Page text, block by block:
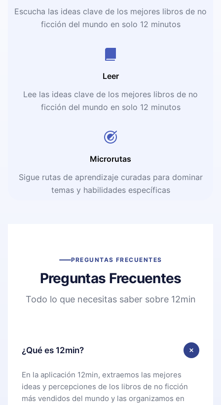
Escucha las ideas clave de los mejores libros de no
ficción del mundo en solo 12 minutos
Leer
Lee las ideas clave de los mejores libros de no
ficción del mundo en solo 12 minutos
Microrutas
Sigue rutas de aprendizaje curadas para dominar
temas y habilidades específicas
PREGUNTAS FRECUENTES
Preguntas Frecuentes
Todo lo que necesitas saber sobre 12min
¿Qué es 12min?
En la aplicación 12min, extraemos las mejores
ideas y percepciones de los libros de no ficción
más vendidos del mundo y las organizamos en